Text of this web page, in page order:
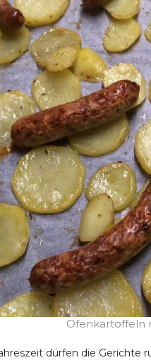
Ofenkartoffeln
dürfen die Gerichte